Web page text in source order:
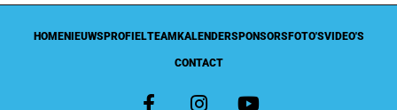
HOMENIEUWS PROFIELTEAM KALENDERSPONSORS FOTO'SVIDEO'S
CONTACT